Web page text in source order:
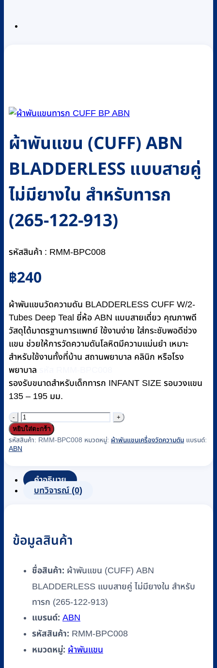
ผ้าพันแขน (CUFF) ABN
BLADDERLESS แบบสายคู่
ไม่มียางใน สำหรับทารก
(265-122-913)
รหัสสินค้า : RMM-BPC008
฿240
ผ้าพันแขนวัดความดัน BLADDERLESS CUFF W/2-
Tubes Deep Teal ยี่ห้อ ABN แบบสายเดี่ยว คุณภาพดี
วัสดุได้มาตรฐานการแพทย์ ใช้งานง่าย ใส่กระชับพอดีช่วง
แขน ช่วยให้การวัดความดันโลหิตมีความแม่นยำ เหมาะ
สำหรับใช้งานทั้งที่บ้าน สถานพยาบาล คลินิก หรือโรง
พยาบาล
รองรับขนาดสำหรับเด็กทารก INFANT SIZE รอบวงแขน
135 – 195 มม.
จำนวน
ผ้า
พัน
(CUFF)
ABN
BLADDERLESS
ไม่มี
ทารก
(265-
122-
913)
ชิ้น
หยิบใส่ตะกร้า
รหัสสินค้า: RMM-BPC008 หมวดหมู่: ผ้าพันแขนเครื่องวัดความดัน แบรนด์:
ABN
คำอธิบาย
บทวิจารณ์ (0)
ข้อมูลสินค้า
ชื่อสินค้า: ผ้าพันแขน (CUFF) ABN
BLADDERLESS แบบสายคู่ ไม่มียางใน สำหรับ
ทารก (265-122-913)
แบรนด์: ABN
รหัสสินค้า: RMM-BPC008
หมวดหมู่: ผ้าพันแขน